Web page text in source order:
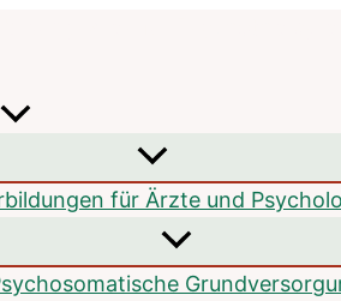
für Ärzte und